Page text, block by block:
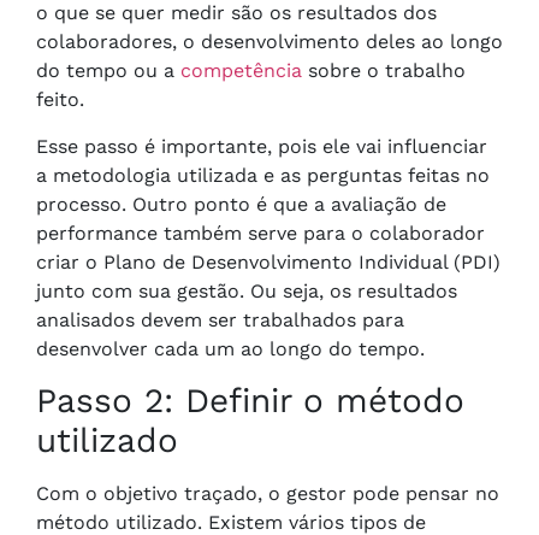
o que se quer medir são os resultados dos
colaboradores, o desenvolvimento deles ao longo
do tempo ou a competência sobre o trabalho
feito.
Esse passo é importante, pois ele vai influenciar
a metodologia utilizada e as perguntas feitas no
processo. Outro ponto é que a avaliação de
performance também serve para o colaborador
criar o Plano de Desenvolvimento Individual (PDI)
junto com sua gestão. Ou seja, os resultados
analisados devem ser trabalhados para
desenvolver cada um ao longo do tempo.
Passo 2: Definir o método
utilizado
Com o objetivo traçado, o gestor pode pensar no
método utilizado. Existem vários tipos de